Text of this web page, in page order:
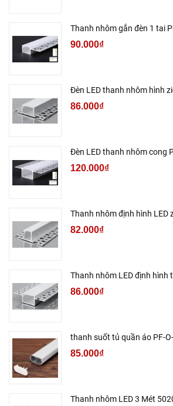
Thanh nhôm gắn đèn 1 tai
90.000₫
Đèn LED thanh nhôm hình
86.000₫
Đèn LED thanh nhôm cong
120.000₫
Thanh nhôm định hình LED
82.000₫
Thanh nhôm LED định hình
86.000₫
thanh suốt tủ quần áo PF-
85.000₫
Thanh nhôm LED 3 Mét